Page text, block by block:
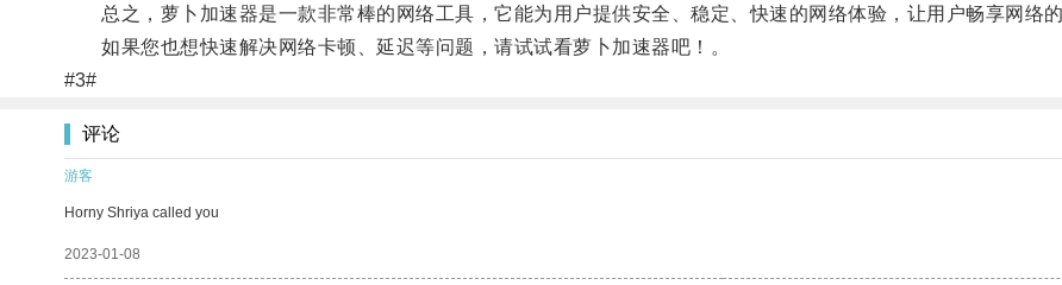
总之，萝卜加速器是一款非常棒的网络工具，它能为用户提供安全、稳定、快速的网络体验，让用户畅享网络的
如果您也想快速解决网络卡顿、延迟等问题，请试试看萝卜加速器吧！。
#3#
评论
游客
Horny Shriya called you
2023-01-08